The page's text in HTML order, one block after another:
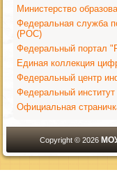
Министерство
Федеральная служба
(РОС)
Федеральный портал
Единая коллекция
Федеральный центр
Федеральный
Официальная
Copyright © 2026